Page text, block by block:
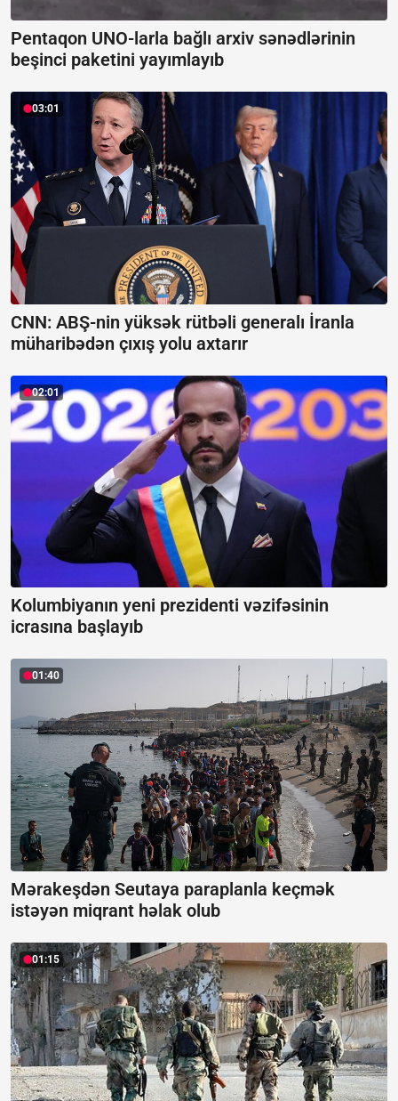
Pentaqon UNO-larla bağlı arxiv sənədlərinin
beşinci paketini yayımlayıb
03:01
CNN: ABŞ-nin yüksək rütbəli generalı İranla
müharibədən çıxış yolu axtarır
02:01
Kolumbiyanın yeni prezidenti vəzifəsinin
icrasına başlayıb
01:40
Mərakeşdən Seutaya paraplanla keçmək
istəyən miqrant həlak olub
01:15